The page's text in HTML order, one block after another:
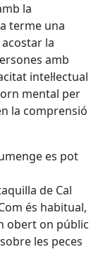
la
terme una
la
amb
intel·lectual
mental per
la comprensió
es pot
de Cal
és habitual,
obert on públic
les peces